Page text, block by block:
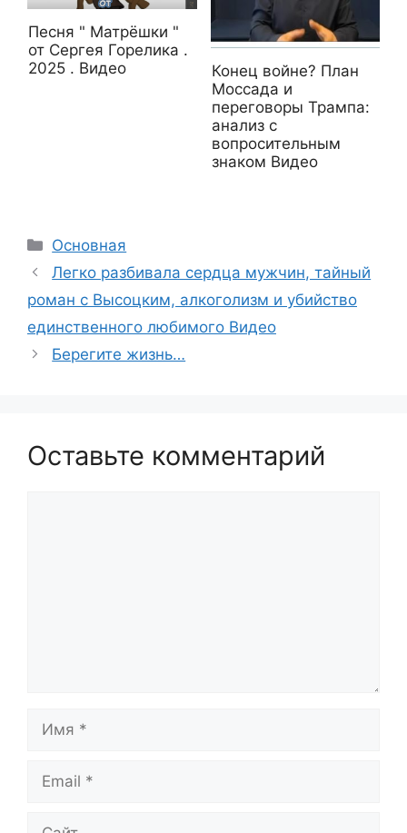
Песня " Матрёшки "
от Сергея Горелика .
2025 . Видео
Конец войне? План
Моссада и
переговоры Трампа:
анализ с
вопросительным
знаком Видео
Рубрики
Основная
Легко разбивала сердца мужчин, тайный
роман с Высоцким, алкоголизм и убийство
единственного любимого Видео
Берегите жизнь…
Оставьте комментарий
Имя
Email
Сайт